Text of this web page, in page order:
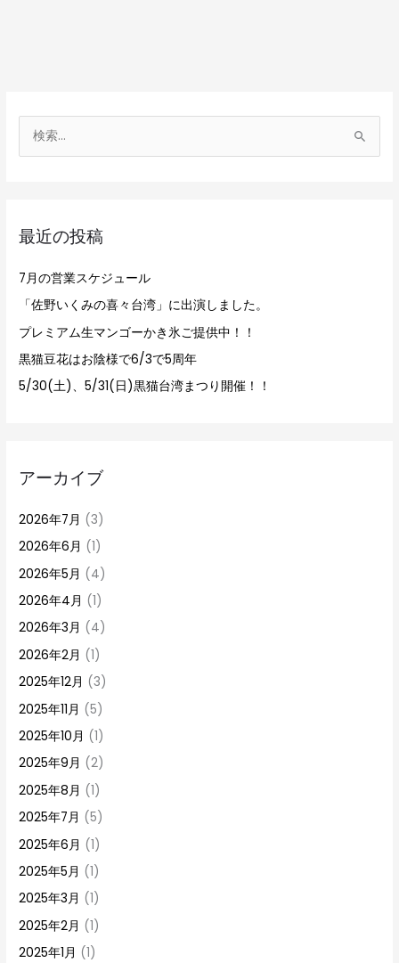
:最近の投稿
7月の営業スケジュール
「佐野いくみの喜々台湾」に出演しました。
プレミアム生マンゴーかき氷ご提供中！！
黒猫豆花はお陰様で6/3で5周年
5/30(土)、5/31(日)黒猫台湾まつり開催！！
アーカイブ
2026年7月 (3)
2026年6月 (1)
2026年5月 (4)
2026年4月 (1)
2026年3月 (4)
2026年2月 (1)
2025年12月 (3)
2025年11月 (5)
2025年10月 (1)
2025年9月 (2)
2025年8月 (1)
2025年7月 (5)
2025年6月 (1)
2025年5月 (1)
2025年3月 (1)
2025年2月 (1)
2025年1月 (1)